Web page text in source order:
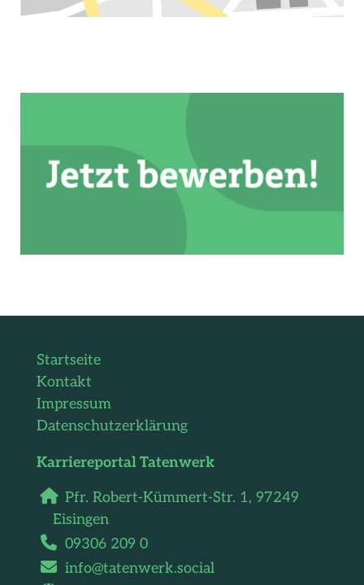
Startseite
Kontakt
Impressum
Datenschutzerklärung
Karriereportal Tatenwerk
Pfr. Robert-Kümmert-Str. 1, 97249
Eisingen
09306 209 0
info@tatenwerk.social